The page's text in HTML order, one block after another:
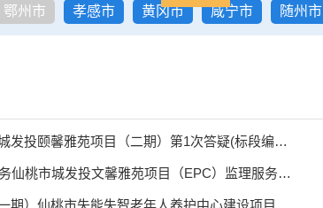
鄂州市 孝感市 黄冈市 咸宁市 随州市
【仙桃市中心】仙桃市城发投颐馨雅苑项目（二期）仙桃市城发投颐馨雅苑项目（二期）第1次答疑(标段编号HBXT-202605FJ-017001001)
【仙桃市中心】仙桃市城发投文馨雅苑项目（EPC）监理服务仙桃市城发投文馨雅苑项目（EPC）监理服务第1次答疑(标段编号HBXT-202605FJ-018001001)
【仙桃市中心】仙桃市失能失智老年人养护中心建设项目（一期）仙桃市失能失智老年人养护中心建设项目（一期）第2次答疑(标段编号HBXT-202603FJ-008001001)